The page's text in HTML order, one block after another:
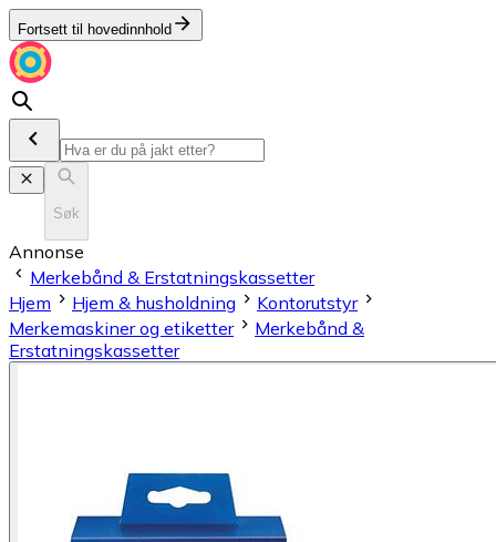
Fortsett til hovedinnhold
Søk
Annonse
Merkebånd & Erstatningskassetter
Hjem
Hjem & husholdning
Kontorutstyr
Merkemaskiner og etiketter
Merkebånd &
Erstatningskassetter